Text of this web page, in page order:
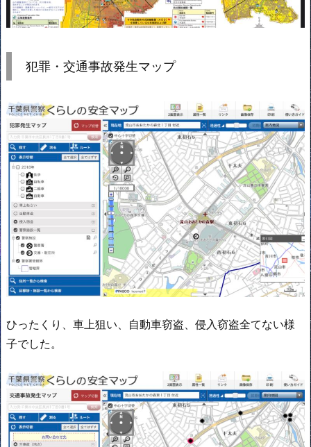
犯罪・交通事故発生マップ
ひったくり、車上狙い、自動車窃盗、侵入窃盗全てない様
子でした。